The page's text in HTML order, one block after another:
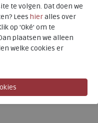
te volgen. Dat doen we
Lees hieralles over
op 'Oké' om te
plaatsen we alleen
welke cookies er